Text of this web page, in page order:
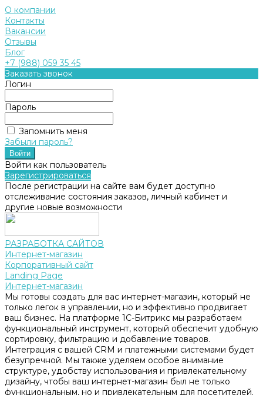
О компании
Контакты
Вакансии
Отзывы
Блог
+7 (988) 059 35 45
Заказать звонок
Логин
Пароль
Запомнить меня
Забыли пароль?
Войти как пользователь
Зарегистрироваться
После регистрации на сайте вам будет доступно
отслеживание состояния заказов, личный кабинет и
другие новые возможности
РАЗРАБОТКА САЙТОВ
Интернет-магазин
Корпоративный сайт
Landing Page
Интернет-магазин
Мы готовы создать для вас интернет-магазин, который не
только легок в управлении, но и эффективно продвигает
ваш бизнес. На платформе 1С-Битрикс мы разработаем
функциональный инструмент, который обеспечит удобную
сортировку, фильтрацию и добавление товаров.
Интеграция с вашей CRM и платежными системами будет
безупречной. Мы также уделяем особое внимание
структуре, удобству использования и привлекательному
дизайну, чтобы ваш интернет-магазин был не только
функциональным, но и привлекательным для посетителей.